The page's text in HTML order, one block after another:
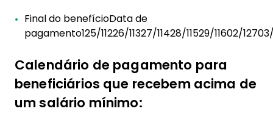
Final do benefícioData de
pagamento125/11226/11327/11428/11529/11602/127
Calendário de pagamento para
beneficiários que recebem acima de
um salário mínimo: